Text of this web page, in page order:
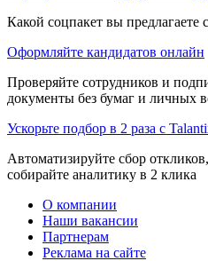
Какой соцпакет вы
Оформляйте кандидатов онлайн
Проверяйте сотрудников и
документы без бумаг и личных
Ускорьте подбор в 2 раза с
Автоматизируйте сбор
собирайте аналитику в 2 клика
О компании
Наши вакансии
Партнерам
Реклама на сайте